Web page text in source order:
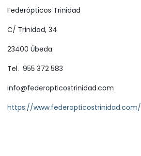
Federópticos Trinidad
C/ Trinidad, 34
23400 Úbeda
Tel. 955 372 583
info@federopticostrinidad.com
https://www.federopticostrinidad.com/